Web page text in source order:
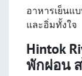
อาหารเย็นแ
และอิ่มทั้งใจ
Hintok
พักผ่อน